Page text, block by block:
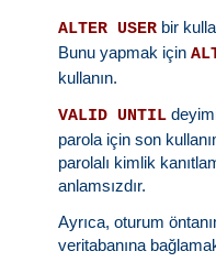
ALTER USER bir
Bunu yapmak için
kullanın.
VALID UNTIL
parola için son
parolalı kimlik
anlamsızdır.
Ayrıca, oturum
veritabanına